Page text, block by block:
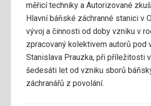
měřicí techniky a Autorizované
Hlavní báňské záchranné stanici v
vývoj a činnosti od doby vzniku v
zpracovaný kolektivem autorů pod
Stanislava Prauzka, při příležitosti
šedesáti let od vzniku sborů
záchranářů z povolání.